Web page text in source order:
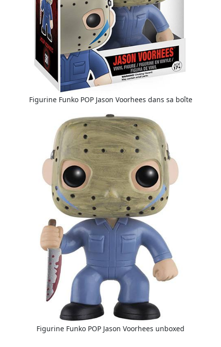
Figurine Funko POP Jason Voorhees dans sa boîte
Figurine Funko POP Jason Voorhees unboxed